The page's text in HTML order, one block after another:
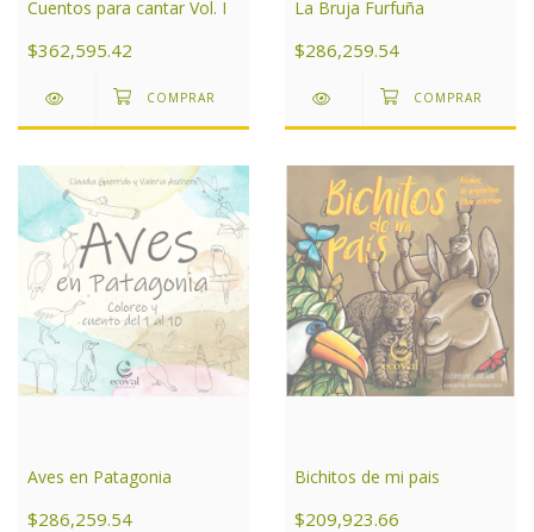
Cuentos para cantar Vol. I
$362,595.42
La Bruja Furfuña
$286,259.54
Aves en Patagonia
$286,259.54
Bichitos de mi pais
$209,923.66